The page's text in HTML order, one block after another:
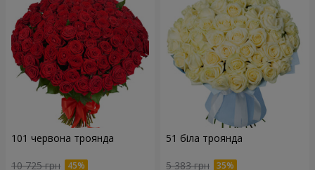
101 червона троянда
10 725 грн
51 біла троянда
5 383 грн